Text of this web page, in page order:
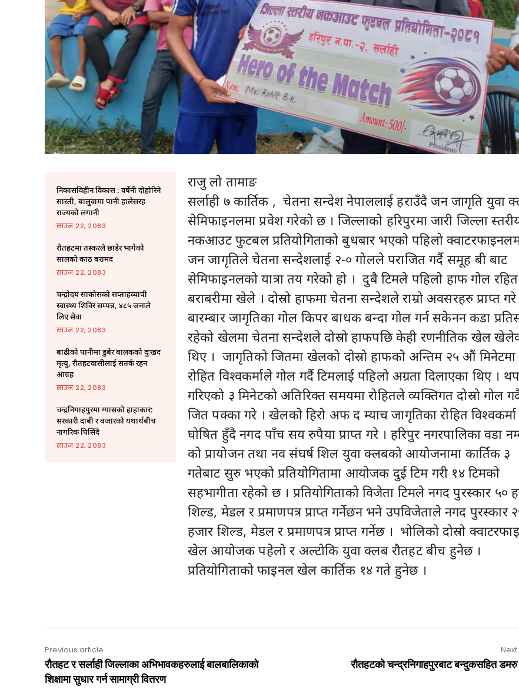
निकासविहीन विकास : वर्षेनी दोहोरिने
सास्ती, बालुवामा पानी हालेसरह
राज्यको लगानी
साउन २२, २०८३
रौतहटमा तस्करले छाडेर भागेको
सालको काठ बरामद
साउन २२, २०८३
चन्द्रोदय साकोसको सप्ताहव्यापी
स्वास्थ्य शिविर सम्पन्न, ४८५ जनाले
लिए सेवा
साउन २२, २०८३
बाढीको पानीमा डुबेर बालकको दुःखद
मृत्यु, रौतहटवासीलाई सतर्क रहन
आग्रह
साउन २२, २०८३
चन्द्रनिगाहपुरमा ग्यासको हाहाकार:
सरकारी दाबी र बजारको यथार्थबीच
नागरिक पिसिँदै
साउन २२, २०८३
राजु लाे तामाङ
सर्लाही ७ कार्तिक , चेतना सन्देश नेपाललाई हराउँदै जन जागृति युवा
सेमिफाइनलमा प्रवेश गरेको छ । जिल्लाको हरिपुरमा जारी जिल्ला
नकआउट फुटबल प्रतियोगिताको बुधबार भएको पहिलो
जन जागृतिले चेतना सन्देशलाई २-० गोलले पराजित गर्दै समूह बी बाट
सेमिफाइनलको यात्रा तय गरेको हो । दुबै टिमले पहिलो हाफ गोल रहित
बराबरीमा खेले । दोस्रो हाफमा चेतना सन्देशले राम्रो अवसरहरु प्राप्त
बारम्बार जागृतिका गोल किपर बाधक बन्दा गोल गर्न सकेनन कडा
रहेको खेलमा चेतना सन्देशले दोस्रो हाफपछि केही रणनीतिक खेल
थिए । जागृतिको जितमा खेलको दोस्रो हाफको अन्तिम २५ औं मिनेटमा
रोहित विश्वकर्माले गोल गर्दै टिमलाई पहिलो अग्रता दिलाएका थिए । थप
गरिएको ३ मिनेटको अतिरिक्त समयमा रोहितले व्यक्तिगत दोस्रो गोल
जित पक्का गरे । खेलको हिरो अफ द म्याच जागृतिका रोहित विश्वकर्मा
घोषित हुँदै नगद पाँच सय रुपैया प्राप्त गरे । हरिपुर नगरपालिका वडा
को प्रायोजन तथा नव संघर्ष शिल युवा क्लबको आयोजनामा कार्तिक ३
गतेबाट सुरु भएको प्रतियोगितामा आयोजक दुई टिम गरी १४ टिमको
सहभागीता रहेको छ । प्रतियोगिताको विजेता टिमले नगद पुरस्कार ५०
शिल्ड, मेडल र प्रमाणपत्र प्राप्त गर्नेछन भने उपविजेताले नगद पुरस्कार
हजार शिल्ड, मेडल र प्रमाणपत्र प्राप्त गर्नेछ । भोलिको दोस्रो
खेल आयोजक पहेलो र अल्टोकि युवा क्लब रौतहट बीच हुनेछ ।
प्रतियोगिताको फाइनल खेल कार्तिक १४ गते हुनेछ ।
Previous article
रौतहट र सर्लाही जिल्लाका अभिभावकहरुलाई बालबालिकाको
शिक्षामा सुधार गर्न सामाग्री वितरण
राैतहटकाे चन्द्रनिगाहपुरबाट बन्दुकसहित डमरु